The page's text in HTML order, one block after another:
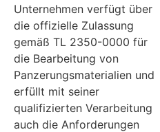
Unternehmen verfügt über
die offizielle Zulassung
gemäß TL 2350-0000 für
die Bearbeitung von
Panzerungsmaterialien und
erfüllt mit seiner
qualifizierten Verarbeitung
auch die Anforderungen